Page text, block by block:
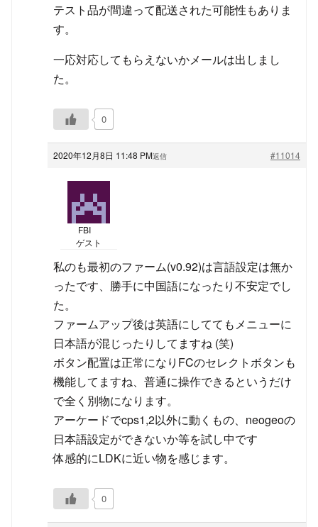
テスト品が間違って配送された可能性もありま
す。
一応対応してもらえないかメールは出しまし
た。
0
2020年12月8日 11:48 PM #11014
返信
FBI
ゲスト
私のも最初のファーム(v0.92)は言語設定は無か
ったです、勝手に中国語になったり不安定でし
た。
ファームアップ後は英語にしててもメニューに
日本語が混じったりしてますね (笑)
ボタン配置は正常になりFCのセレクトボタンも
機能してますね、普通に操作できるというだけ
で全く別物になります。
アーケードでcps1,2以外に動くもの、neogeoの
日本語設定ができないか等を試し中です
体感的にLDKに近い物を感じます。
0